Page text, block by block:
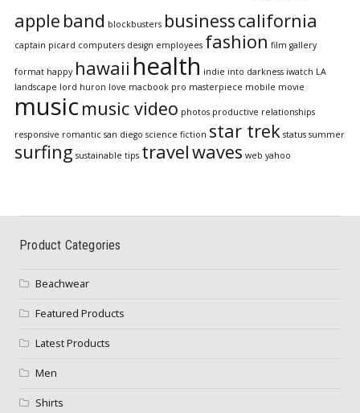
apple band blockbusters businesscalifornia
captain picard computers design employees fashion film gallery
format happy hawaii health indie into darkness iwatch LA
landscape lord huron love macbook pro masterpiece mobile movie
music music video photos productive relationships
responsive romantic san diego science fiction star trek status summer
surfing sustainable tips travelwaves web yahoo
Product Categories
Beachwear
Featured Products
Latest Products
Men
Shirts